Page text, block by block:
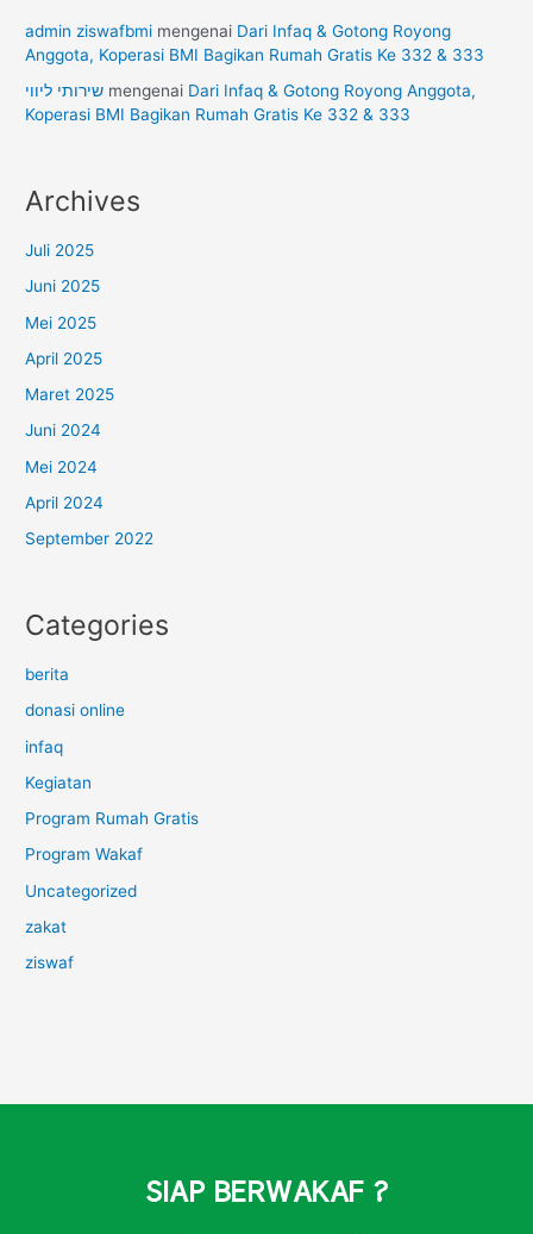
admin ziswafbmi mengenai Dari Infaq & Gotong Royong
Anggota, Koperasi BMI Bagikan Rumah Gratis Ke 332 & 333
שירותי ליווי mengenai Dari Infaq & Gotong Royong Anggota,
Koperasi BMI Bagikan Rumah Gratis Ke 332 & 333
Archives
Juli 2025
Juni 2025
Mei 2025
April 2025
Maret 2025
Juni 2024
Mei 2024
April 2024
September 2022
Categories
berita
donasi online
infaq
Kegiatan
Program Rumah Gratis
Program Wakaf
Uncategorized
zakat
ziswaf
SIAP BERWAKAF ?